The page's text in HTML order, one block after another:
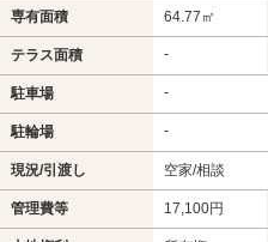
専有面積 64.77㎡
テラス面積 -
駐車場 -
駐輪場 -
現況/引渡し 空家/相談
管理費等 17,100円